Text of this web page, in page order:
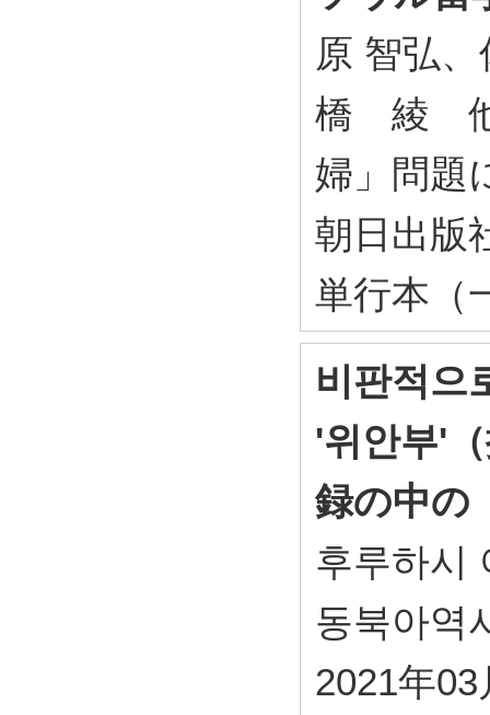
原 智弘
橋 綾 他
婦」問題
朝日出版
単行本（
비판적으
'위안부'
録の中の
후루하시
동북아역
2021年03